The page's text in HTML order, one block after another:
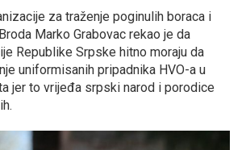
za traženje poginulih boraca i
Marko Grabovac rekao je da
Republike Srpske hitno moraju da
uniformisanih pripadnika HVO-a u
jer to vrijeđa srpski narod i porodice